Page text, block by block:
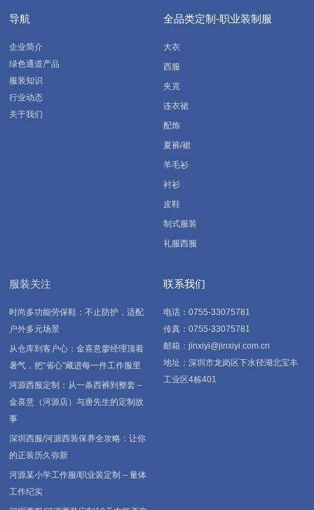
导航
企业简介
绿色通道产品
服装知识
行业动态
关于我们
全品类定制-职业装制服
大衣
西服
夹克
连衣裙
配饰
夏裤/裙
羊毛衫
衬衫
皮鞋
制式服装
礼服西服
服装关注
时尚多功能劳保鞋：不止防护，适配
户外多元场景
从仓库到客户心：金喜意廖经理顶着
暑气，把“省心”藏进每一件工作服里
河源西服定制：从一条西裤到整套 –
金喜意（河源店）与唐先生的定制故
事
深圳西服/河源西装保养全攻略：让你
的正装历久弥新
河源某小学工作服/职业装定制 – 量体
工作纪实
联系我们
电话：0755-33075781
传真：0755-33075781
邮箱：jinxiyi@jinxiyi.com.cn
地址：深圳市龙岗区下水径湖北宝丰
工业区4栋401